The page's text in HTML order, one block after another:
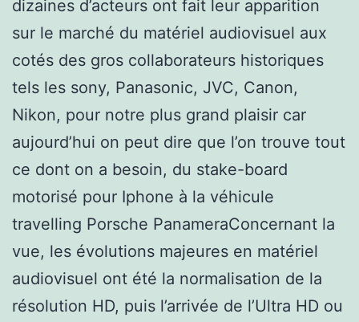
dizaines d’acteurs ont fait leur apparition
sur le marché du matériel audiovisuel aux
cotés des gros collaborateurs historiques
tels les sony, Panasonic, JVC, Canon,
Nikon, pour notre plus grand plaisir car
aujourd’hui on peut dire que l’on trouve tout
ce dont on a besoin, du stake-board
motorisé pour Iphone à la véhicule
travelling Porsche PanameraConcernant la
vue, les évolutions majeures en matériel
audiovisuel ont été la normalisation de la
résolution HD, puis l’arrivée de l’Ultra HD ou